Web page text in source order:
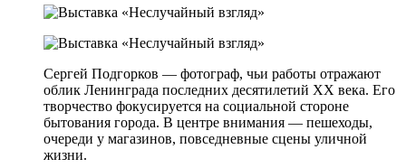
Сергей Подгорков — фотограф, чьи работы отражают
облик Ленинграда последних десятилетий XX века. Его
творчество фокусируется на социальной стороне
бытования города. В центре внимания — пешеходы,
очереди у магазинов, повседневные сцены уличной
жизни.